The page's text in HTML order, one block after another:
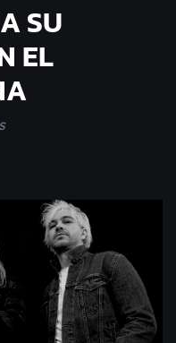
SU
EL